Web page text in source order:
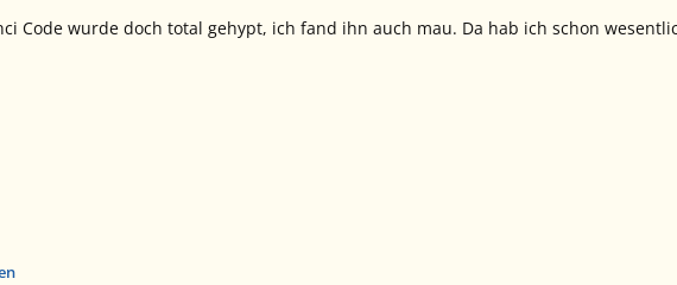
Code wurde doch total gehypt, ich fand ihn auch mau. Da hab ich schon